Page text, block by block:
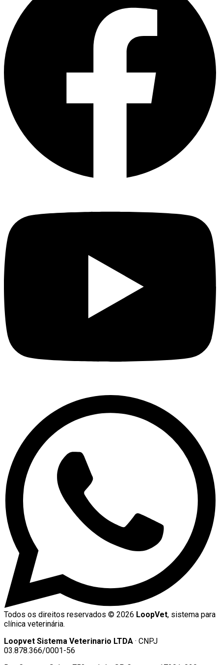
Todos os direitos reservados © 2026 LoopVet, sistema para
clínica veterinária.
Loopvet Sistema Veterinario LTDA · CNPJ
03.878.366/0001-56